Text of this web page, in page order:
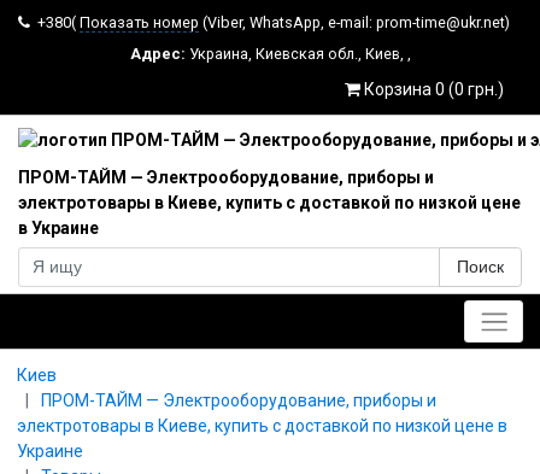
+380( Показать номер (Viber, WhatsApp, e-mail: prom-time@ukr.net)
Адрес: Украина, Киевская обл., Киев, ,
Корзина 0 (0 грн.)
ПРОМ-ТАЙМ — Электрооборудование, приборы и
электротовары в Киеве, купить с доставкой по низкой цене
в Украине
Поиск
Киев
ПРОМ-ТАЙМ — Электрооборудование, приборы и
электротовары в Киеве, купить с доставкой по низкой цене в
Украине